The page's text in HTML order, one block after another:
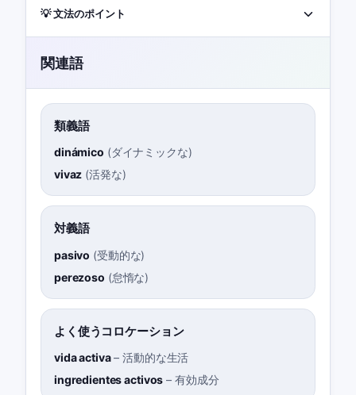
💡 文法のポイント
関連語
類義語
dinámico (ダイナミックな)
vivaz (活発な)
対義語
pasivo (受動的な)
perezoso (怠惰な)
よく使うコロケーション
vida activa–活動的な生活
ingredientes activos – 有効成分